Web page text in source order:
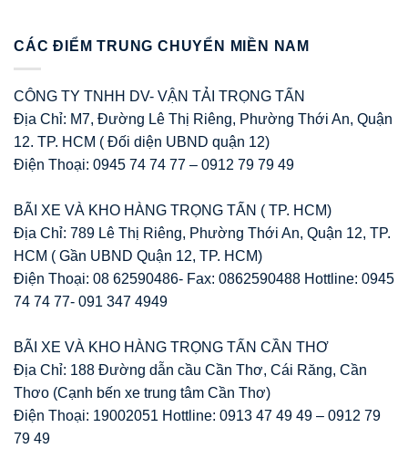
CÁC ĐIỂM TRUNG CHUYỂN MIỀN NAM
CÔNG TY TNHH DV- VẬN TẢI TRỌNG TẤN
Địa Chỉ: M7, Đường Lê Thị Riêng, Phường Thới An, Quận
12. TP. HCM ( Đối diện UBND quận 12)
Điện Thoại: 0945 74 74 77 – 0912 79 79 49
BÃI XE VÀ KHO HÀNG TRỌNG TẤN ( TP. HCM)
Địa Chỉ: 789 Lê Thị Riêng, Phường Thới An, Quận 12, TP.
HCM ( Gần UBND Quận 12, TP. HCM)
Điện Thoại: 08 62590486- Fax: 0862590488 Hottline: 0945
74 74 77- 091 347 4949
BÃI XE VÀ KHO HÀNG TRỌNG TẤN CẦN THƠ
Địa Chỉ: 188 Đường dẫn cầu Cần Thơ, Cái Răng, Cần
Thơo (Cạnh bến xe trung tâm Cần Thơ)
Điện Thoại: 19002051 Hottline: 0913 47 49 49 – 0912 79
79 49